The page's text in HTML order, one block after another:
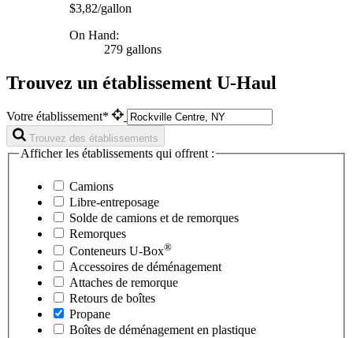
$3,82/gallon
On Hand:
279 gallons
Trouvez un établissement U-Haul
Votre établissement*
Trouvez des établissements
Afficher les établissements qui offrent :
Camions
Libre-entreposage
Solde de camions et de remorques
Remorques
Conteneurs U-Box®
Accessoires de déménagement
Attaches de remorque
Retours de boîtes
Propane
Boîtes de déménagement en plastique